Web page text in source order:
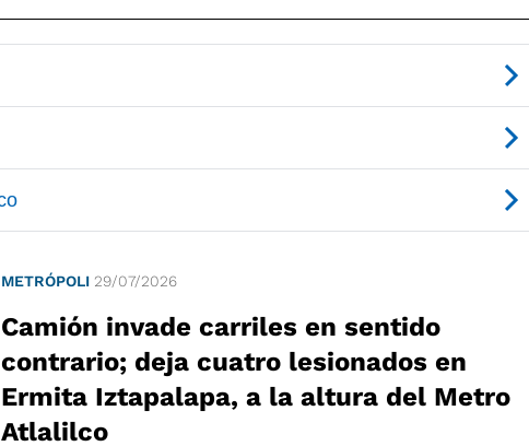
METRÓPOLI 29/07/2026
Camión invade carriles en sentido
contrario; deja cuatro lesionados en
Ermita Iztapalapa, a la altura del Metro
Atlalilco